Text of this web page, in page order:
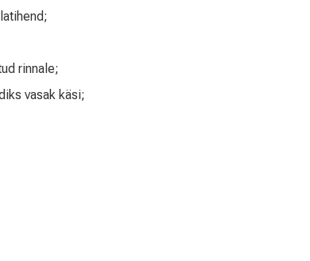
rinnale;
vasak käsi;